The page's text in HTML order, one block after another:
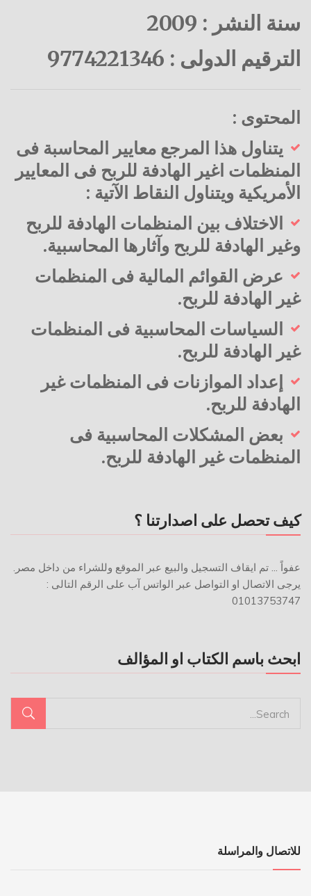
كيف تحصل على اصدارتنا ؟
عفواً ... تم ايقاف التسجيل والبيع عبر الموقع وللشراء من داخل مصر.
يرجى الاتصال او التواصل عبر الواتس آب على الرقم التالى :
01013753747
ابحث باسم الكتاب او المؤالف
سنة النشر : 2009
الترقيم الدولى : 9774221346
المحتوى :
يتناول هذا المرجع معايير المحاسبة فى
المنظمات اغير الهادفة للربح فى المعايير
الأمريكية ويتناول النقاط الآتية :
الاختلاف بين المنظمات الهادفة للربح
وغير الهادفة للربح وآثارها المحاسبية.
عرض القوائم المالية فى المنظمات
غير الهادفة للربح.
السياسات المحاسبية فى المنظمات
غير الهادفة للربح.
إعداد الموازنات فى المنظمات غير
الهادفة للربح.
بعض المشكلات المحاسبية فى
المنظمات غير الهادفة للربح.
للاتصال والمراسلة